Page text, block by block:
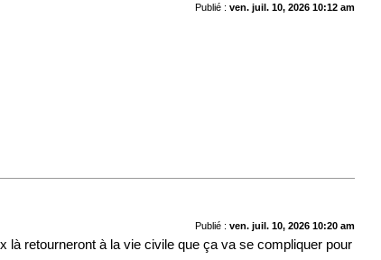
Publié : ven. juil. 10, 2026 10:12 am
Publié : ven. juil. 10, 2026 10:20 am
là retourneront à la vie civile que ça va se compliquer pour